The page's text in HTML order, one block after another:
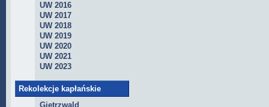
UW 2016
UW 2017
UW 2018
UW 2019
UW 2020
UW 2021
UW 2023
Rekolekcje kapłańskie
Gietrzwald